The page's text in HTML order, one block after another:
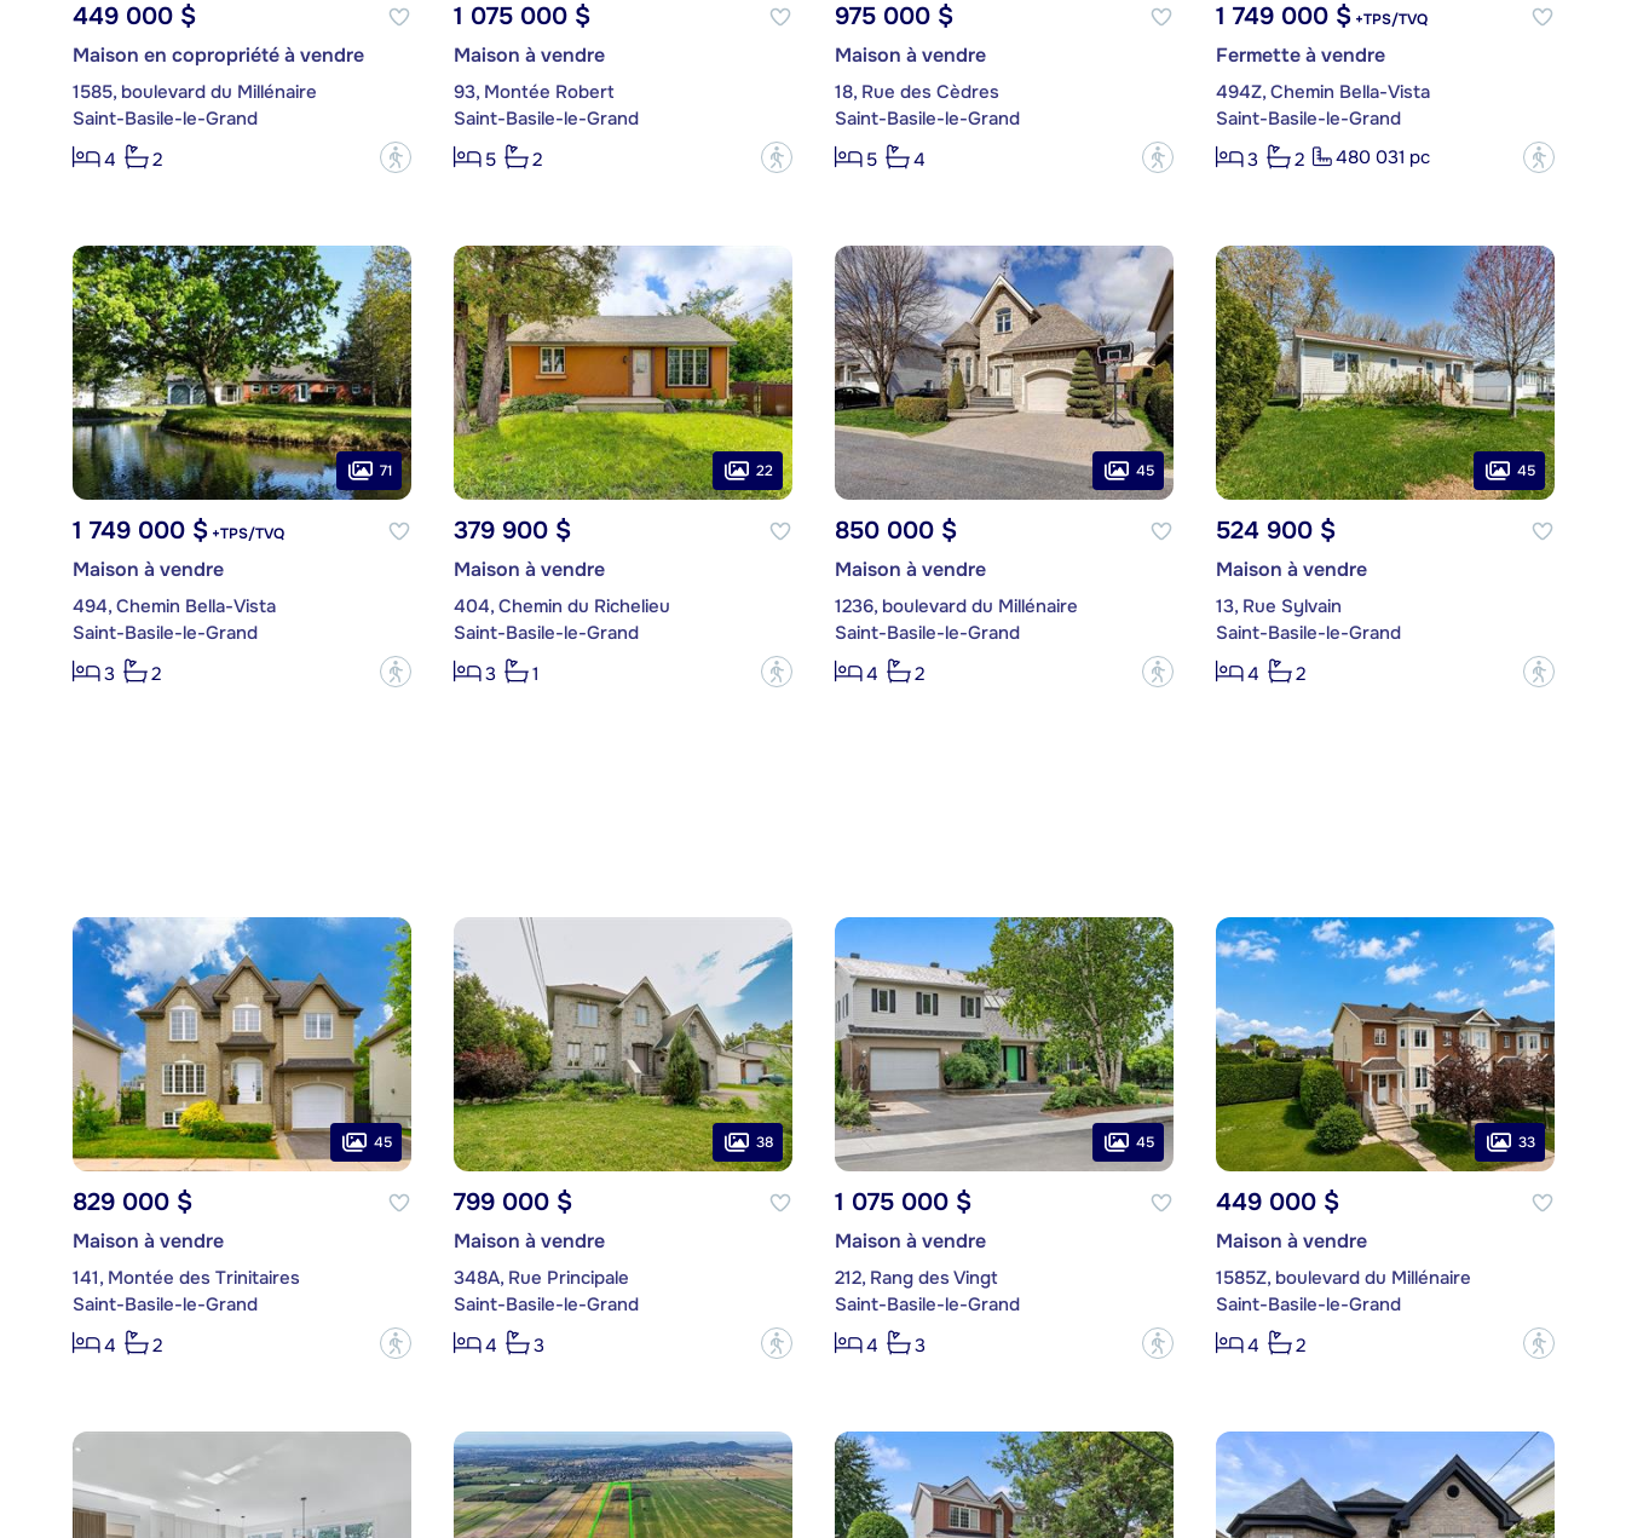
449 000 $
Maison en copropriété à vendre
1585, boulevard du Millénaire
Saint-Basile-le-Grand
4
2 ?
1 075 000 $
Maison à vendre
93, Montée Robert
Saint-Basile-le-Grand
5
2 ?
975 000 $
Maison à vendre
18, Rue des Cèdres
Saint-Basile-le-Grand
5
4 ?
1 749 000 $+TPS/TVQ
Fermette à vendre
494Z, Chemin Bella-Vista
Saint-Basile-le-Grand
3
2 480 031 pc ?
71
1 749 000 $+TPS/TVQ
Maison à vendre
494, Chemin Bella-Vista
Saint-Basile-le-Grand
3
2 ?
22
379 900 $
Maison à vendre
404, Chemin du Richelieu
Saint-Basile-le-Grand
3
1 ?
45
850 000 $
Maison à vendre
1236, boulevard du Millénaire
Saint-Basile-le-Grand
4
2 ?
45
524 900 $
Maison à vendre
13, Rue Sylvain
Saint-Basile-le-Grand
4
2 ?
45
829 000 $
Maison à vendre
141, Montée des Trinitaires
Saint-Basile-le-Grand
4
2 ?
38
799 000 $
Maison à vendre
348A, Rue Principale
Saint-Basile-le-Grand
4
3 ?
45
1 075 000 $
Maison à vendre
212, Rang des Vingt
Saint-Basile-le-Grand
4
3 ?
33
449 000 $
Maison à vendre
1585Z, boulevard du Millénaire
Saint-Basile-le-Grand
4
2 ?